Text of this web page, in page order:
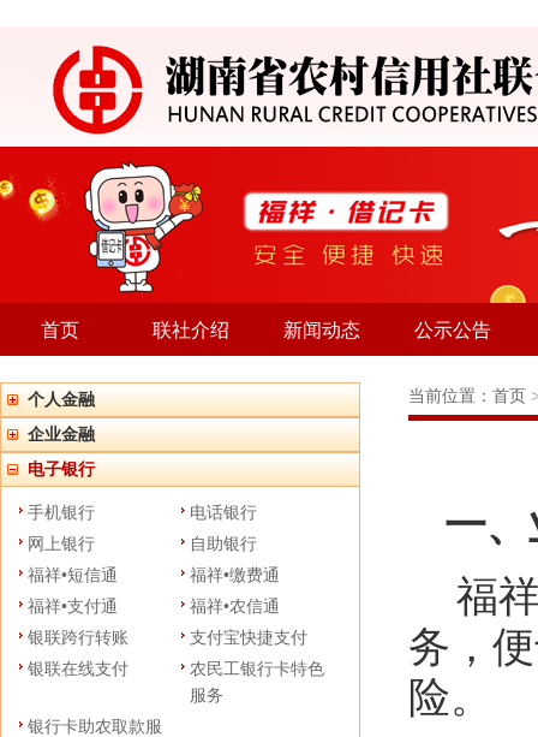
首页 联社介绍 新闻动态 公示公告
个人金融
企业金融
电子银行
手机银行
电话银行
网上银行
自助银行
福祥•短信通
福祥•缴费通
福祥•支付通
福祥•农信通
银联跨行转账
支付宝快捷支付
银联在线支付
农民工银行卡特色
服务
银行卡助农取款服
当前位置： 首页
一、
福祥
务，
险。